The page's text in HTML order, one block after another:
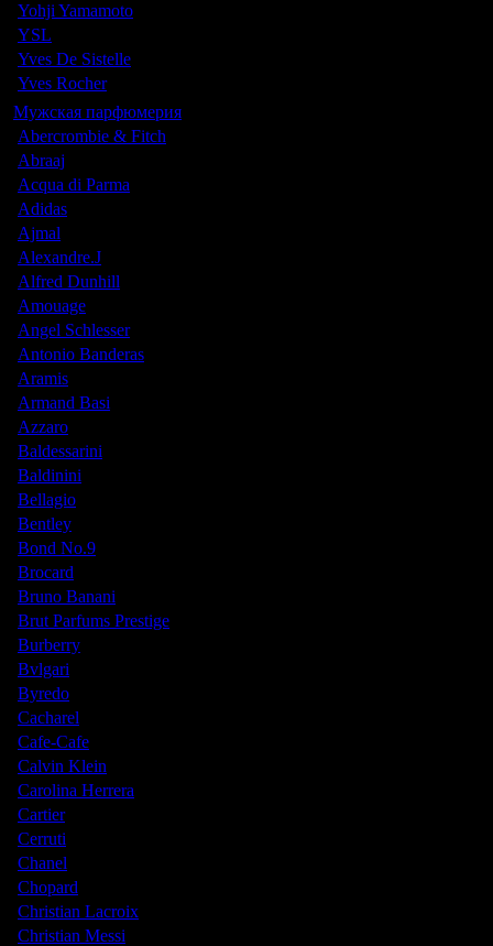
Yohji Yamamoto
YSL
Yves De Sistelle
Yves Rocher
Мужская парфюмерия
Abercrombie & Fitch
Abraaj
Acqua di Parma
Adidas
Ajmal
Alexandre.J
Alfred Dunhill
Amouage
Angel Schlesser
Antonio Banderas
Aramis
Armand Basi
Azzaro
Baldessarini
Baldinini
Bellagio
Bentley
Bond No.9
Brocard
Bruno Banani
Brut Parfums Prestige
Burberry
Bvlgari
Byredo
Cacharel
Cafe-Cafe
Calvin Klein
Carolina Herrera
Cartier
Cerruti
Chanel
Chopard
Christian Lacroix
Christian Messi